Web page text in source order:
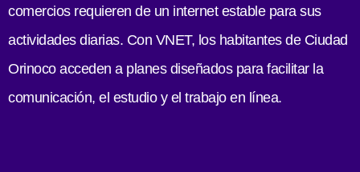
comercios requieren de un internet estable para sus
actividades diarias. Con VNET, los habitantes de Ciudad
Orinoco acceden a planes diseñados para facilitar la
comunicación, el estudio y el trabajo en línea.